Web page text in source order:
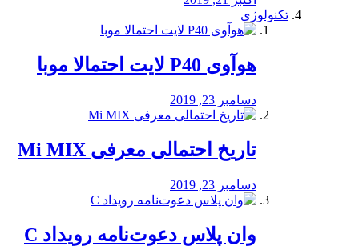
تکنولوژی
هوآوی P40 لایت احتمالا موبا
دسامبر 23, 2019
تاریخ احتمالی معرفی Mi MIX
دسامبر 23, 2019
وان پلاس دعوت‌نامه رویداد C